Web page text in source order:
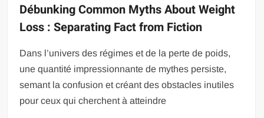
Débunking Common Myths About Weight
Loss : Separating Fact from Fiction
Dans l’univers des régimes et de la perte de poids,
une quantité impressionnante de mythes persiste,
semant la confusion et créant des obstacles inutiles
pour ceux qui cherchent à atteindre